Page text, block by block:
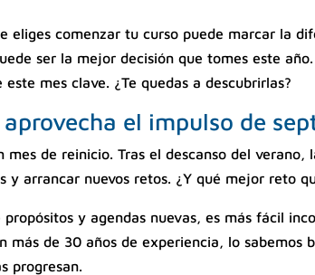
eliges comenzar tu curso puede marcar la
ser la mejor decisión que tomes este
mes clave. ¿Te quedas a descubrirlas?
el impulso de
mes de reinicio. Tras el descanso del
y arrancar nuevos retos. ¿Y qué mejor reto
y agendas nuevas, es más fácil
más de 30 años de experiencia, lo
progresan.